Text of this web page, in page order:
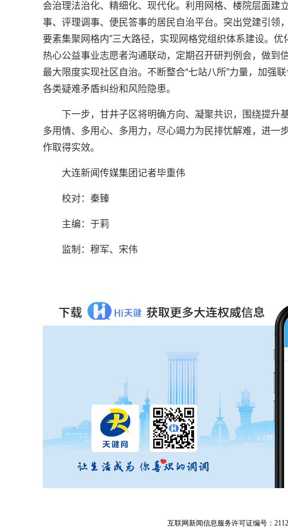
会治理法治化、精细化、现代化。利用网格、楼院层面建
事、评理调事、便民答事的居民自治平台。突出党建引领
要素集聚网格内”三大路径，实现网格党组织体系建设。
热心公益事业志愿者沟通联动，定期召开研判例会，做到
最大限度实现社区自治。不断整合“七站八所”力量，加强
各类疑难矛盾纠纷和风险隐患。
下一步，甘井子区将明确方向、凝聚共识，围绕提升
多用情、多用心、多用力，尽心竭力为民排忧解难，进一
作取得实效。
大连新闻传媒集团记者毕重伟
校对：秦臻
主编：于莉
监制：穆军、宋伟